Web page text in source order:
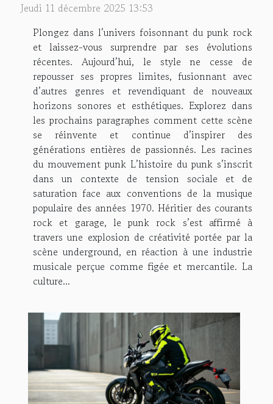
Jeudi 11 décembre 2025 13:53
Plongez dans l’univers foisonnant du punk rock
et laissez-vous surprendre par ses évolutions
récentes. Aujourd’hui, le style ne cesse de
repousser ses propres limites, fusionnant avec
d’autres genres et revendiquant de nouveaux
horizons sonores et esthétiques. Explorez dans
les prochains paragraphes comment cette scène
se réinvente et continue d’inspirer des
générations entières de passionnés. Les racines
du mouvement punk L’histoire du punk s’inscrit
dans un contexte de tension sociale et de
saturation face aux conventions de la musique
populaire des années 1970. Héritier des courants
rock et garage, le punk rock s’est affirmé à
travers une explosion de créativité portée par la
scène underground, en réaction à une industrie
musicale perçue comme figée et mercantile. La
culture...